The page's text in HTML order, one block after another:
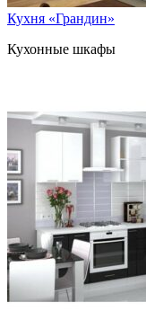
Кухня «Грандин»
Кухонные шкафы